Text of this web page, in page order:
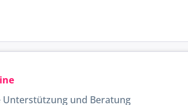
Unterstützung und Beratung